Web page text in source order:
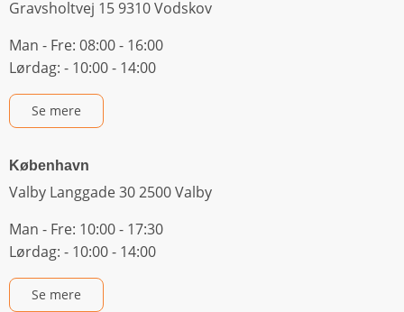
Gravsholtvej 15 9310 Vodskov
Man - Fre: 08:00 - 16:00
Lørdag: - 10:00 - 14:00
Se mere
København
Valby Langgade 30 2500 Valby
Man - Fre: 10:00 - 17:30
Lørdag: - 10:00 - 14:00
Se mere